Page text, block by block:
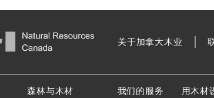
关于加拿大木业
森林与木材 我们的服务 用木材